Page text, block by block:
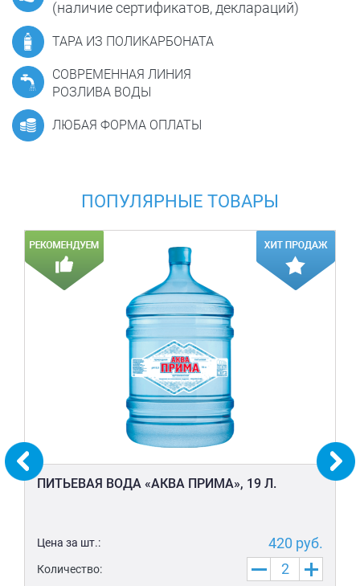
(наличие сертификатов, деклараций)
ТАРА ИЗ ПОЛИКАРБОНАТА
СОВРЕМЕННАЯ ЛИНИЯ
РОЗЛИВА ВОДЫ
ЛЮБАЯ ФОРМА ОПЛАТЫ
ПОПУЛЯРНЫЕ ТОВАРЫ
ПИТЬЕВАЯ ВОДА «АКВА ПРИМА», 19 Л.
Цена за шт.: 420 руб.
Количество: